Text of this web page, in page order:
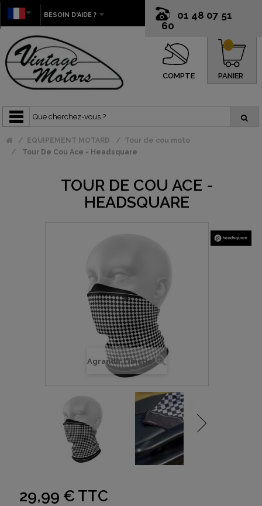
01 48 07 51
60
BESOIN D'AIDE ?
COMPTE PANIER
0
EQUIPEMENT MOTARD
Tour de cou moto
Tour De Cou Ace - Headsquare
TOUR DE COU ACE -
HEADSQUARE
Agrandir l'image
29,99 € TTC